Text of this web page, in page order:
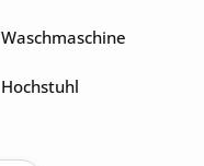
Waschmaschine
Hochstuhl